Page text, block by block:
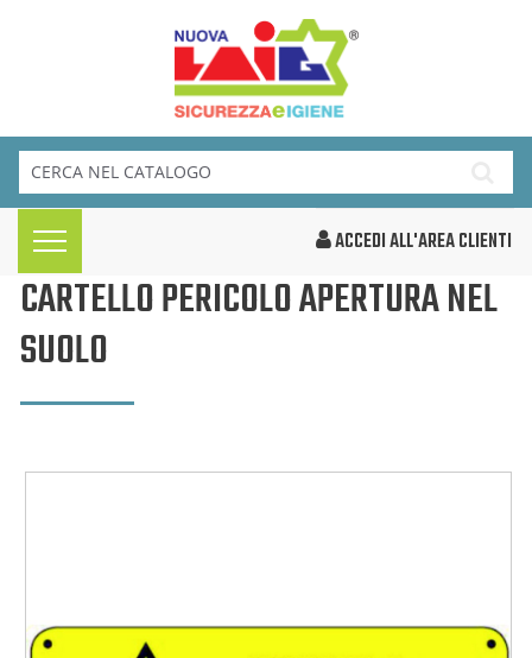
ACCEDI ALL'AREA CLIENTI
CARTELLO PERICOLO APERTURA NEL
SUOLO